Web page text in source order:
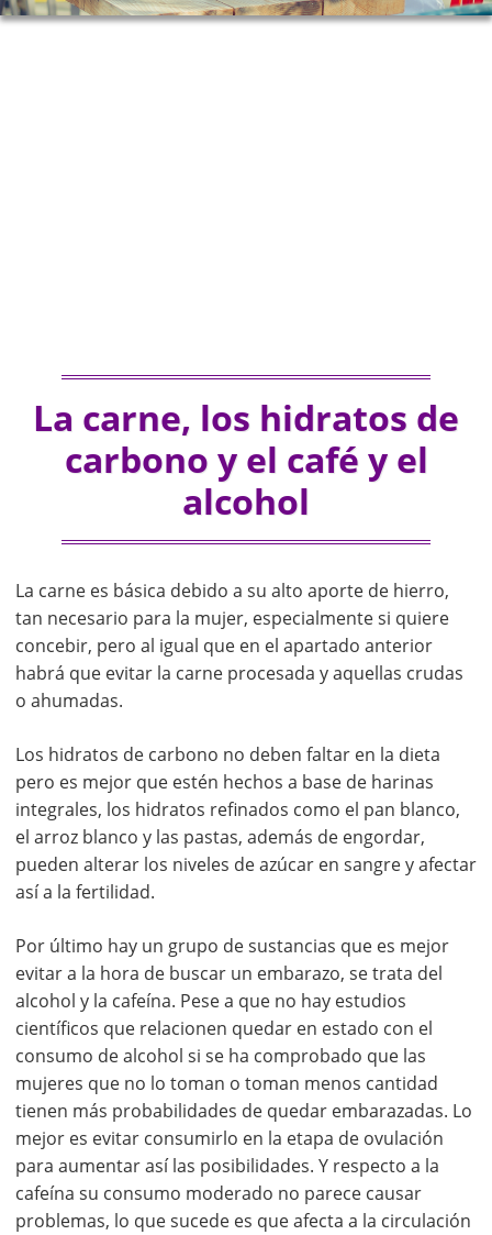
La carne, los hidratos de
carbono y el café y el
alcohol
La carne es básica debido a su alto aporte de hierro,
tan necesario para la mujer, especialmente si quiere
concebir, pero al igual que en el apartado anterior
habrá que evitar la carne procesada y aquellas crudas
o ahumadas.
Los hidratos de carbono no deben faltar en la dieta
pero es mejor que estén hechos a base de harinas
integrales, los hidratos refinados como el pan blanco,
el arroz blanco y las pastas, además de engordar,
pueden alterar los niveles de azúcar en sangre y afectar
así a la fertilidad.
Por último hay un grupo de sustancias que es mejor
evitar a la hora de buscar un embarazo, se trata del
alcohol y la cafeína. Pese a que no hay estudios
científicos que relacionen quedar en estado con el
consumo de alcohol si se ha comprobado que las
mujeres que no lo toman o toman menos cantidad
tienen más probabilidades de quedar embarazadas. Lo
mejor es evitar consumirlo en la etapa de ovulación
para aumentar así las posibilidades. Y respecto a la
cafeína su consumo moderado no parece causar
problemas, lo que sucede es que afecta a la circulación